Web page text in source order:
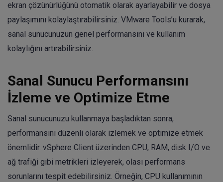
ekran çözünürlüğünü otomatik olarak ayarlayabilir ve dosya
paylaşımını kolaylaştırabilirsiniz. VMware Tools’u kurarak,
sanal sunucunuzun genel performansını ve kullanım
kolaylığını artırabilirsiniz.
Sanal Sunucu Performansını
İzleme ve Optimize Etme
Sanal sunucunuzu kullanmaya başladıktan sonra,
performansını düzenli olarak izlemek ve optimize etmek
önemlidir. vSphere Client üzerinden CPU, RAM, disk I/O ve
ağ trafiği gibi metrikleri izleyerek, olası performans
sorunlarını tespit edebilirsiniz. Örneğin, CPU kullanımının